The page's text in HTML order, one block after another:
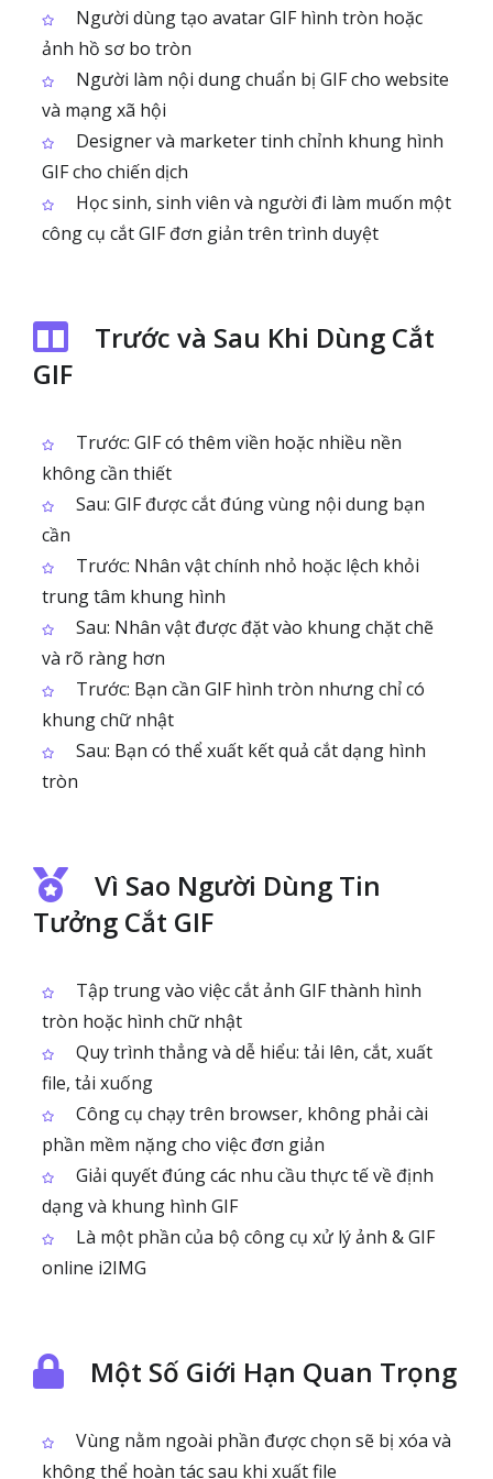
Người dùng tạo avatar GIF hình tròn hoặc
ảnh hồ sơ bo tròn
Người làm nội dung chuẩn bị GIF cho website
và mạng xã hội
Designer và marketer tinh chỉnh khung hình
GIF cho chiến dịch
Học sinh, sinh viên và người đi làm muốn một
công cụ cắt GIF đơn giản trên trình duyệt
Trước và Sau Khi Dùng Cắt
GIF
Trước: GIF có thêm viền hoặc nhiều nền
không cần thiết
Sau: GIF được cắt đúng vùng nội dung bạn
cần
Trước: Nhân vật chính nhỏ hoặc lệch khỏi
trung tâm khung hình
Sau: Nhân vật được đặt vào khung chặt chẽ
và rõ ràng hơn
Trước: Bạn cần GIF hình tròn nhưng chỉ có
khung chữ nhật
Sau: Bạn có thể xuất kết quả cắt dạng hình
tròn
Vì Sao Người Dùng Tin
Tưởng Cắt GIF
Tập trung vào việc cắt ảnh GIF thành hình
tròn hoặc hình chữ nhật
Quy trình thẳng và dễ hiểu: tải lên, cắt, xuất
file, tải xuống
Công cụ chạy trên browser, không phải cài
phần mềm nặng cho việc đơn giản
Giải quyết đúng các nhu cầu thực tế về định
dạng và khung hình GIF
Là một phần của bộ công cụ xử lý ảnh & GIF
online i2IMG
Một Số Giới Hạn Quan Trọng
Vùng nằm ngoài phần được chọn sẽ bị xóa và
không thể hoàn tác sau khi xuất file